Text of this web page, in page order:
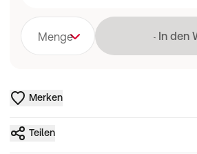
Menge Lädt
In den
Merken
Teilen